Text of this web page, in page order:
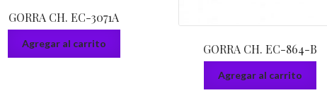
GORRA CH. EC-3071A
Agregar al carrito GORRA CH. EC-864-B
Agregar al carrito